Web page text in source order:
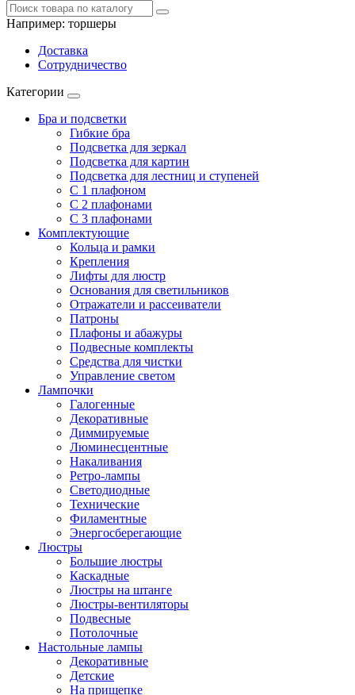
Например: торшеры
Доставка
Сотрудничество
Категории
Бра и подсветки
Гибкие бра
Подсветка для зеркал
Подсветка для картин
Подсветка для лестниц и ступеней
С 1 плафоном
С 2 плафонами
С 3 плафонами
Комплектующие
Кольца и рамки
Крепления
Лифты для люстр
Основания для светильников
Отражатели и рассеиватели
Патроны
Плафоны и абажуры
Подвесные комплекты
Средства для чистки
Управление светом
Лампочки
Галогенные
Декоративные
Диммируемые
Люминесцентные
Накаливания
Ретро-лампы
Светодиодные
Технические
Филаментные
Энергосберегающие
Люстры
Большие люстры
Каскадные
Люстры на штанге
Люстры-вентиляторы
Подвесные
Потолочные
Настольные лампы
Декоративные
Детские
На прищепке